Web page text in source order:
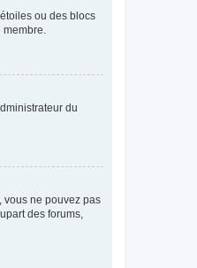
ou des blocs
du
vous ne pouvez pas
des forums,